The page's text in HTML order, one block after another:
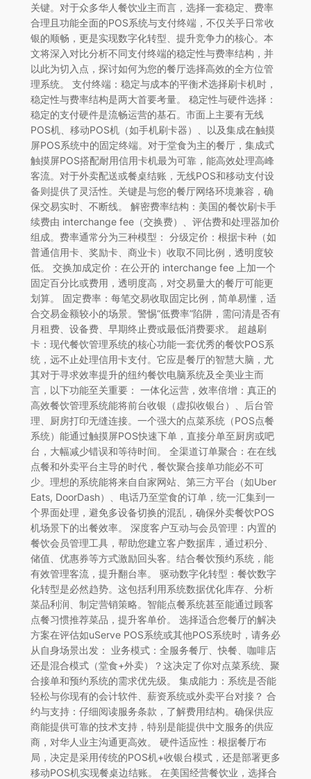
关键。对于众多华人餐饮业主而言，选择一套稳定、费率
合理且功能全面的POS系统与支付终端，不仅关乎日常收
银的顺畅，更是实现数字化转型、提升竞争力的核心。本
文将深入对比分析不同支付终端的稳定性与费率结构，并
以此为切入点，探讨如何为您的餐厅选择高效的全方位管
理系统。 支付终端：稳定与成本的平衡术选择刷卡机时，
稳定性与费率结构是两大首要考量。 稳定性与硬件选择：
稳定的支付硬件是流畅运营的基石。市面上主要有无线
POS机、移动POS机（如手机刷卡器）、以及集成在触摸
屏POS系统中的固定终端。对于堂食为主的餐厅，集成式
触摸屏POS搭配耐用信用卡机最为可靠，能高效处理高峰
客流。对于外卖配送或餐桌结账，无线POS和移动支付设
备则提供了灵活性。关键是与您的餐厅网络环境兼容，确
保交易实时、不断线。 解密费率结构：美国的餐饮刷卡手
续费由 interchange fee（交换费）、评估费和处理器加价
组成。费率通常分为三种模型： 分级定价：根据卡种（如
普通信用卡、奖励卡、商业卡）收取不同比例，透明度较
低。 交换加成定价：在公开的 interchange fee 上加一个
固定百分比或费用，透明度高，对交易量大的餐厅可能更
划算。 固定费率：每笔交易收取固定比例，简单易懂，适
合交易金额较小的场景。警惕“低费率”陷阱，需问清是否有
月租费、设备费、早期终止费或最低消费要求。 超越刷
卡：现代餐饮管理系统的核心功能一套优秀的餐饮POS系
统，远不止处理信用卡支付。它应是餐厅的智慧大脑，尤
其对于寻求效率提升的纽约餐饮电脑系统及全美业主而
言，以下功能至关重要： 一体化运营，效率倍增：真正的
高效餐饮管理系统能将前台收银（虚拟收银台）、后台管
理、厨房打印无缝连接。一个强大的点菜系统（POS点餐
系统）能通过触摸屏POS快速下单，直接分单至厨房或吧
台，大幅减少错误和等待时间。 全渠道订单聚合：在在线
点餐和外卖平台主导的时代，餐饮聚合接单功能必不可
少。理想的系统能将来自自家网站、第三方平台（如Uber
Eats, DoorDash）、电话乃至堂食的订单，统一汇集到一
个界面处理，避免多设备切换的混乱，确保外卖餐饮POS
机场景下的出餐效率。 深度客户互动与会员管理：内置的
餐饮会员管理工具，帮助您建立客户数据库，通过积分、
储值、优惠券等方式激励回头客。结合餐饮预约系统，能
有效管理客流，提升翻台率。 驱动数字化转型：餐饮数字
化转型是必然趋势。这包括利用系统数据优化库存、分析
菜品利润、制定营销策略。智能点餐系统甚至能通过顾客
点餐习惯推荐菜品，提升客单价。 选择适合您餐厅的解决
方案在评估如uServe POS系统或其他POS系统时，请务必
从自身场景出发： 业务模式：全服务餐厅、快餐、咖啡店
还是混合模式（堂食+外卖）？这决定了你对点菜系统、聚
合接单和预约系统的需求优先级。 集成能力：系统是否能
轻松与你现有的会计软件、薪资系统或外卖平台对接？ 合
约与支持：仔细阅读服务条款，了解费用结构。确保供应
商能提供可靠的技术支持，特别是能提供中文服务的供应
商，对华人业主沟通更高效。 硬件适应性：根据餐厅布
局，决定是采用传统的POS机+收银台模式，还是部署更多
移动POS机实现餐桌边结账。 在美国经营餐饮业，选择合